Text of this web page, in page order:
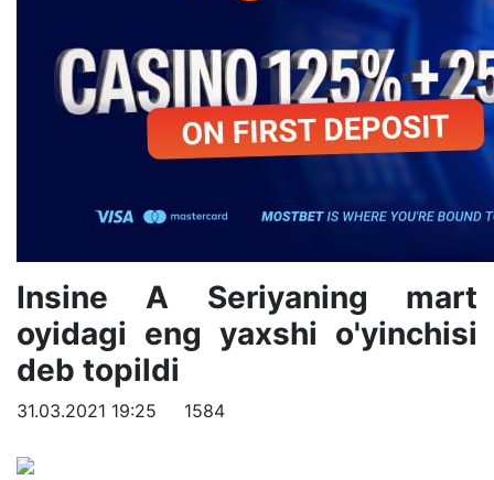
Insine A Seriyaning mart
oyidagi eng yaxshi o'yinchisi
deb topildi
31.03.2021 19:25 1584